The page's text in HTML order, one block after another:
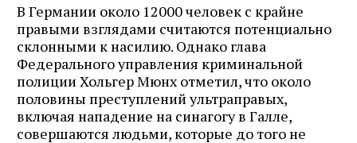
В Германии около 12000 человек с крайне
правыми взглядами считаются потенциально
склонными к насилию. Однако глава
Федерального управления криминальной
полиции Хольгер Мюнх отметил, что около
половины преступлений ультраправых,
включая нападение на синагогу в Галле,
совершаются людьми, которые до того не